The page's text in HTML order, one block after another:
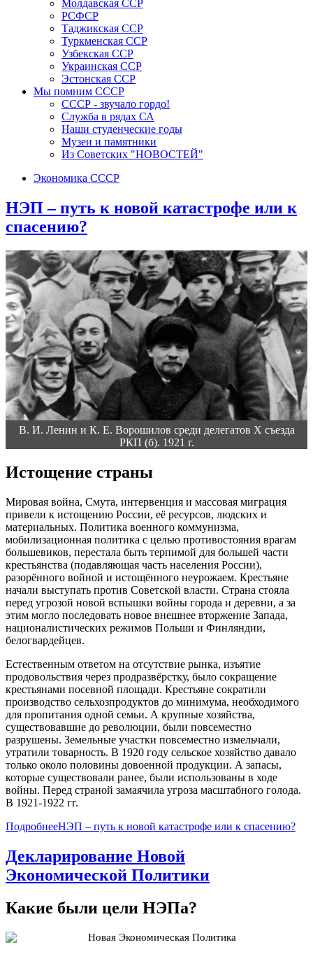
Молдавская ССР
РСФСР
Таджикская ССР
Туркменская ССР
Узбекская ССР
Украинская ССР
Эстонская ССР
Мы помним СССР
СССР - звучало гордо!
Служба в рядах СА
Наши студенческие годы
Музеи и памятники
Из Советских "НОВОСТЕЙ"
Экономика СССР
НЭП – путь к новой катастрофе или к
спасению?
В. И. Ленин и К. Е. Ворошилов среди делегатов X съезда
РКП (б). 1921 г.
Истощение страны
Мировая война, Смута, интервенция и массовая миграция
привели к истощению России, её ресурсов, людских и
материальных. Политика военного коммунизма,
мобилизационная политика с целью противостояния врагам
большевиков, перестала быть терпимой для большей части
крестьянства (подавляющая часть населения России),
разорённого войной и истощённого неурожаем. Крестьяне
начали выступать против Советской власти. Страна стояла
перед угрозой новой вспышки войны города и деревни, а за
этим могло последовать новое внешнее вторжение Запада,
националистических режимов Польши и Финляндии,
белогвардейцев.
Естественным ответом на отсутствие рынка, изъятие
продовольствия через продразвёрстку, было сокращение
крестьянами посевной площади. Крестьяне сократили
производство сельхозпродуктов до минимума, необходимого
для пропитания одной семьи. А крупные хозяйства,
существовавшие до революции, были повсеместно
разрушены. Земельные участки повсеместно измельчали,
утратили товарность. В 1920 году сельское хозяйство давало
только около половины довоенной продукции. А запасы,
которые существовали ранее, были использованы в ходе
войны. Перед страной замаячила угроза масштабного голода.
В 1921-1922 гг.
ПодробнееНЭП – путь к новой катастрофе или к спасению?
Декларирование Новой
Экономической Политики
Какие были цели НЭПа?